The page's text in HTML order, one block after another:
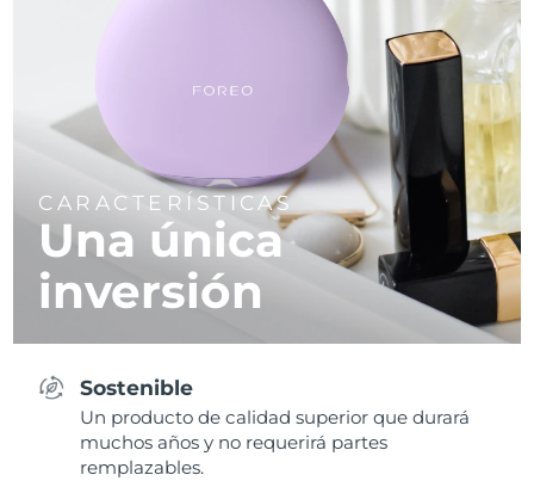
CARACTERÍSTICAS
Una única
inversión
Sostenible
Un producto de calidad superior que durará
muchos años y no requerirá partes
remplazables.